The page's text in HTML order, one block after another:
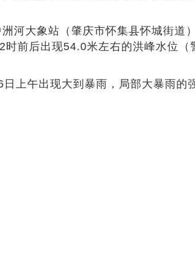
大象站（肇庆市怀集县怀城街道
时前后出现54.0米左右的洪峰水位
午出现大到暴雨，局部大暴雨的